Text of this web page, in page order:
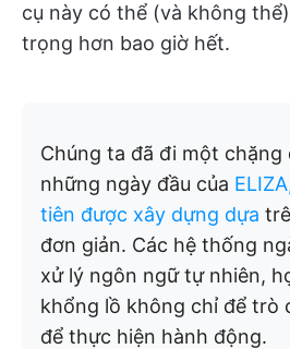
cụ này có thể (và không
trọng hơn bao giờ hết.
Chúng ta đã đi một chặng
những ngày đầu của
tiên được xây dựng dựa
đơn giản. Các hệ thống
xử lý ngôn ngữ tự nhiên,
khổng lồ không chỉ để trò
để thực hiện hành động.